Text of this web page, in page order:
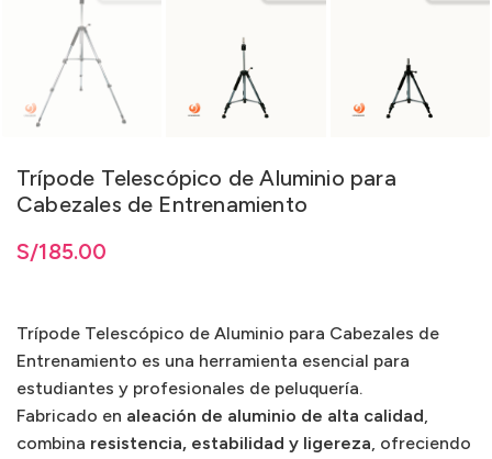
Trípode Telescópico de Aluminio para
Cabezales de Entrenamiento
S/185.00
Trípode Telescópico de Aluminio para Cabezales de
Entrenamiento es una herramienta esencial para
estudiantes y profesionales de peluquería.
Fabricado en aleación de aluminio de alta calidad,
combina resistencia, estabilidad y ligereza, ofreciendo